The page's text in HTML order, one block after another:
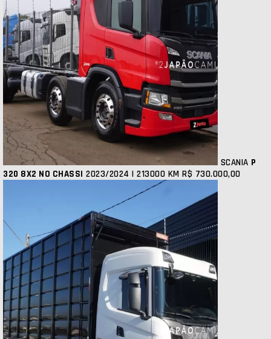
SCANIA P
320 8X2 NO CHASSI 2023/2024 | 213000 KM R$ 730.000,00